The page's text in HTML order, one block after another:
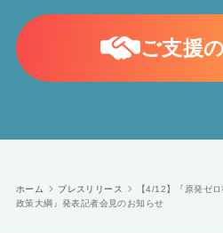
ご支援
ホーム プレスリリース
【4/12】『原発ゼ
政策大綱』発表記者会見のお知らせ